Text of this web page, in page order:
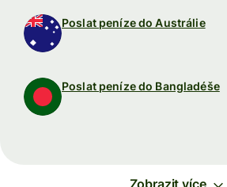
Poslat peníze do Austrálie
Poslat peníze do Bangladéše